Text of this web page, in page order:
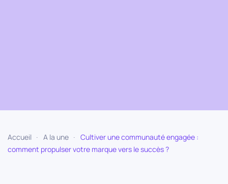
Accueil A la une
Cultiver une communauté engagée :
comment propulser votre marque vers le succès ?